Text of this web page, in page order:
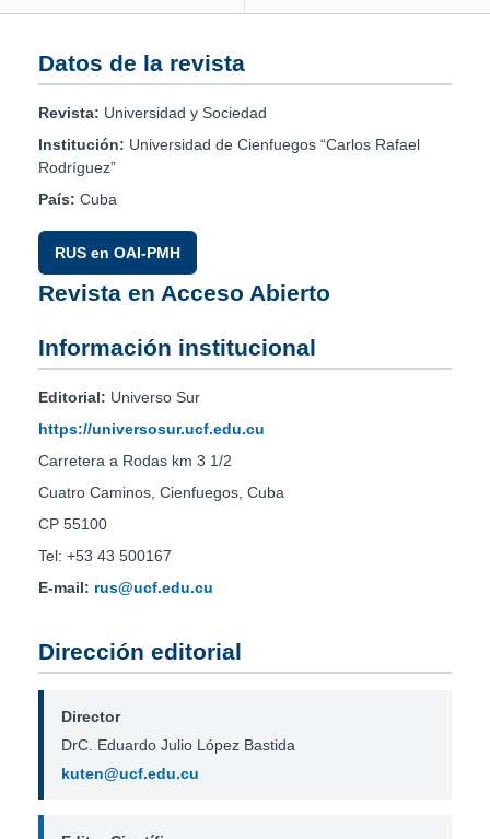
Datos de la revista
Revista: Universidad y Sociedad
Institución: Universidad de Cienfuegos “Carlos Rafael
Rodríguez”
País: Cuba
RUS en OAI-PMH
Revista en Acceso Abierto
Información institucional
Editorial: Universo Sur
https://universosur.ucf.edu.cu
Carretera a Rodas km 3 1/2
Cuatro Caminos, Cienfuegos, Cuba
CP 55100
Tel: +53 43 500167
E-mail: rus@ucf.edu.cu
Dirección editorial
Director
DrC. Eduardo Julio López Bastida
kuten@ucf.edu.cu